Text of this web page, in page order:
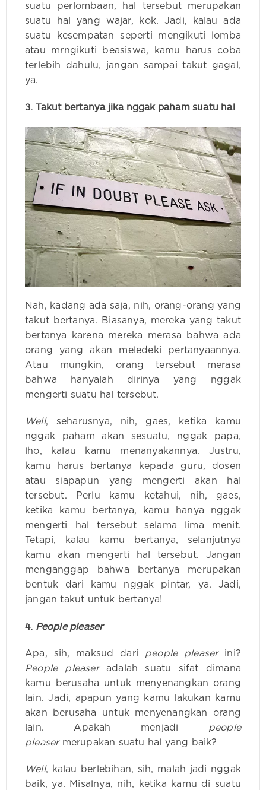
suatu perlombaan, hal tersebut merupakan
suatu hal yang wajar, kok. Jadi, kalau ada
suatu kesempatan seperti mengikuti lomba
atau mrngikuti beasiswa, kamu harus coba
terlebih dahulu, jangan sampai takut gagal,
ya.
3. Takut bertanya jika nggak paham suatu hal
Nah, kadang ada saja, nih, orang-orang yang
takut bertanya. Biasanya, mereka yang takut
bertanya karena mereka merasa bahwa ada
orang yang akan meledeki pertanyaannya.
Atau mungkin, orang tersebut merasa
bahwa hanyalah dirinya yang nggak
mengerti suatu hal tersebut.
Well, seharusnya, nih, gaes, ketika kamu
nggak paham akan sesuatu, nggak papa,
lho, kalau kamu menanyakannya. Justru,
kamu harus bertanya kepada guru, dosen
atau siapapun yang mengerti akan hal
tersebut. Perlu kamu ketahui, nih, gaes,
ketika kamu bertanya, kamu hanya nggak
mengerti hal tersebut selama lima menit.
Tetapi, kalau kamu bertanya, selanjutnya
kamu akan mengerti hal tersebut. Jangan
menganggap bahwa bertanya merupakan
bentuk dari kamu nggak pintar, ya. Jadi,
jangan takut untuk bertanya!
4. People pleaser
Apa, sih, maksud dari people pleaserini?
People pleaseradalah suatu sifat dimana
kamu berusaha untuk menyenangkan orang
lain. Jadi, apapun yang kamu lakukan kamu
akan berusaha untuk menyenangkan orang
lain. Apakah menjadi people
pleasermerupakan suatu hal yang baik?
Well, kalau berlebihan, sih, malah jadi nggak
baik, ya. Misalnya, nih, ketika kamu di suatu